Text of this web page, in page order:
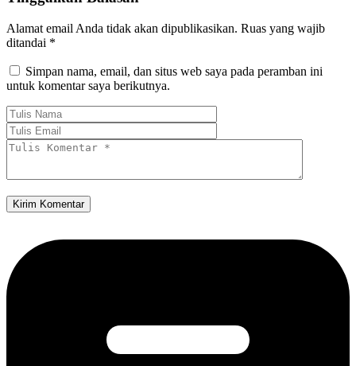
Alamat email Anda tidak akan dipublikasikan. Ruas yang wajib
ditandai *
Simpan nama, email, dan situs web saya pada peramban ini
untuk komentar saya berikutnya.